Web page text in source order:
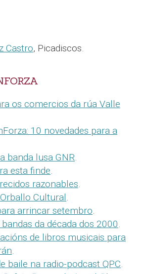
Castro, Picadiscos.
os comercios da rúa Valle
10 novedades para a
banda lusa GNR.
esta finde.
razonables.
Cultural.
arrincar setembro.
da década dos 2000.
de libros musicais para
.
baile na radio-podcast QPC.